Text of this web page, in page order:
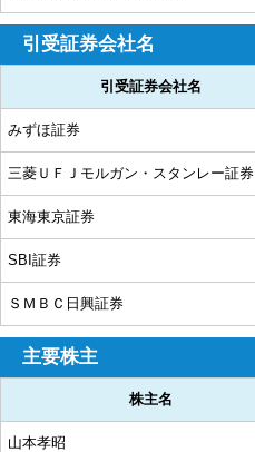
引受証券会社名
引受証券会社名
みずほ証券
三菱ＵＦＪモルガン・スタンレー証券
東海東京証券
SBI証券
ＳＭＢＣ日興証券
主要株主
株主名
山本孝昭